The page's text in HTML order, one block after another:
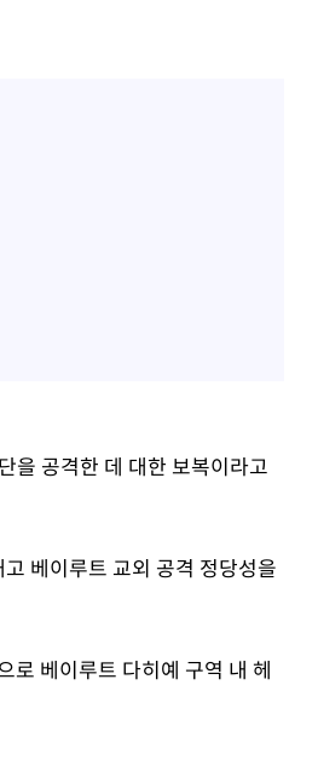
을 공격한 데 대한 보복이라고
베이루트 교외 공격 정당성을
로 베이루트 다히예 구역 내 헤